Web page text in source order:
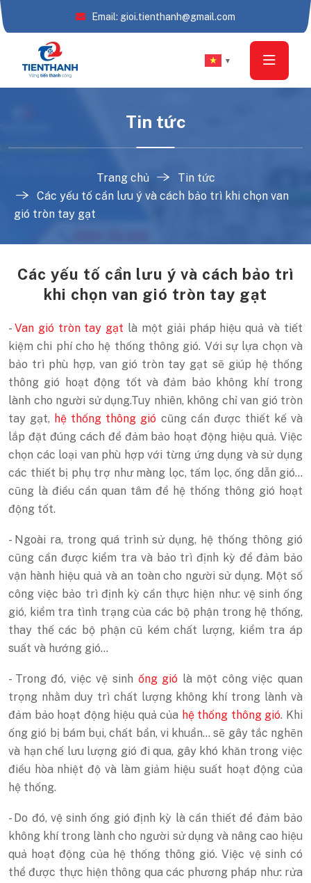
Email: gioi.tienthanh@gmail.com
▼
Tin tức
Trang chủ
Tin tức
Các yếu tố cần lưu ý và cách bảo trì khi chọn van
gió tròn tay gạt
Các yếu tố cần lưu ý và cách bảo trì
khi chọn van gió tròn tay gạt
- Van gió tròn tay gạt là một giải pháp hiệu quả và tiết
kiệm chi phí cho hệ thống thông gió. Với sự lựa chọn và
bảo trì phù hợp, van gió tròn tay gạt sẽ giúp hệ thống
thông gió hoạt động tốt và đảm bảo không khí trong
lành cho người sử dụng.Tuy nhiên, không chỉ van gió tròn
tay gạt, hệ thống thông gió cũng cần được thiết kế và
lắp đặt đúng cách để đảm bảo hoạt động hiệu quả. Việc
chọn các loại van phù hợp với từng ứng dụng và sử dụng
các thiết bị phụ trợ như màng lọc, tấm lọc, ống dẫn gió…
cũng là điều cần quan tâm để hệ thống thông gió hoạt
động tốt.
- Ngoài ra, trong quá trình sử dụng, hệ thống thông gió
cũng cần được kiểm tra và bảo trì định kỳ để đảm bảo
vận hành hiệu quả và an toàn cho người sử dụng. Một số
công việc bảo trì định kỳ cần thực hiện như: vệ sinh ống
gió, kiểm tra tình trạng của các bộ phận trong hệ thống,
thay thế các bộ phận cũ kém chất lượng, kiểm tra áp
suất và hướng gió…
- Trong đó, việc vệ sinh ống gió là một công việc quan
trọng nhằm duy trì chất lượng không khí trong lành và
đảm bảo hoạt động hiệu quả của hệ thống thông gió. Khi
ống gió bị bám bụi, chất bẩn, vi khuẩn… sẽ gây tắc nghẽn
và hạn chế lưu lượng gió đi qua, gây khó khăn trong việc
điều hòa nhiệt độ và làm giảm hiệu suất hoạt động của
hệ thống.
- Do đó, vệ sinh ống gió định kỳ là cần thiết để đảm bảo
không khí trong lành cho người sử dụng và nâng cao hiệu
quả hoạt động của hệ thống thông gió. Việc vệ sinh có
thể được thực hiện thông qua các phương pháp như: rửa